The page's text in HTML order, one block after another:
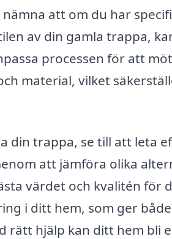
att om du har
av din gamla trappa,
processen för att
material, vilket
din trappa, se till att leta
att jämföra olika
värdet och kvalitén för
i ditt hem, som ger
rätt hjälp kan ditt hem bli